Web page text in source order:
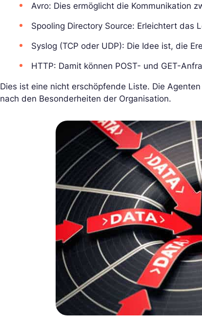
Avro: Dies ermöglicht die Kommunikation
Spooling Directory Source: Erleichtert das
Syslog (TCP oder UDP): Die Idee ist, die
HTTP: Damit können POST- und GET-
Dies ist eine nicht erschöpfende Liste. Die
nach den Besonderheiten der Organisation.